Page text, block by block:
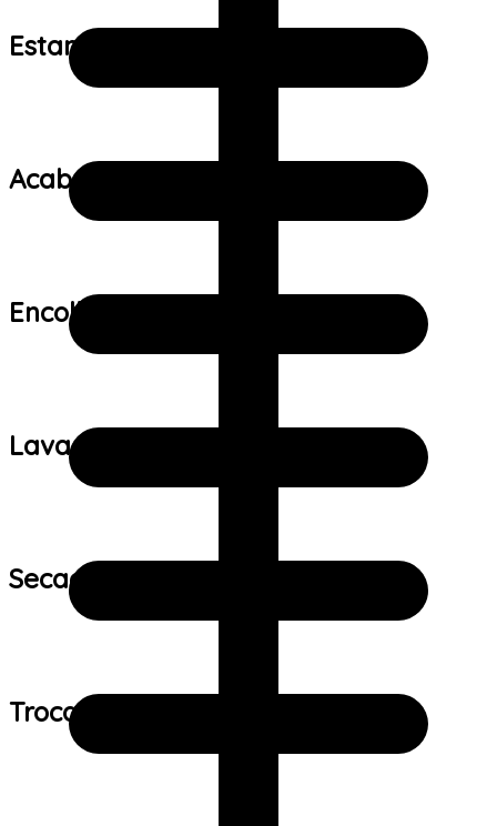
Estampa:
Acabamento:
Encolhimento:
Lavagem:
Secagem:
Trocas e devoluções: